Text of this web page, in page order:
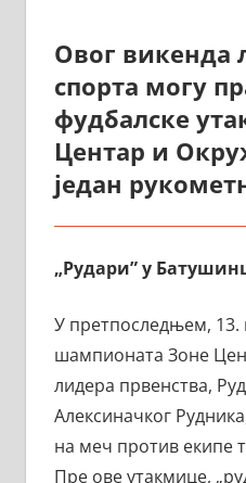
Овог викенда
спорта могу
фудбалске
Центар и
један
„Рудари” у
У претпоследњем, 13.
шампионата Зоне
лидера првенства,
Алексиначког
на меч против
Пре ове утакмице,